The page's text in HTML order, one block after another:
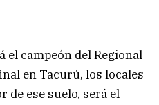
el campeón del Regional
en Tacurú, los locales
de ese suelo, será el